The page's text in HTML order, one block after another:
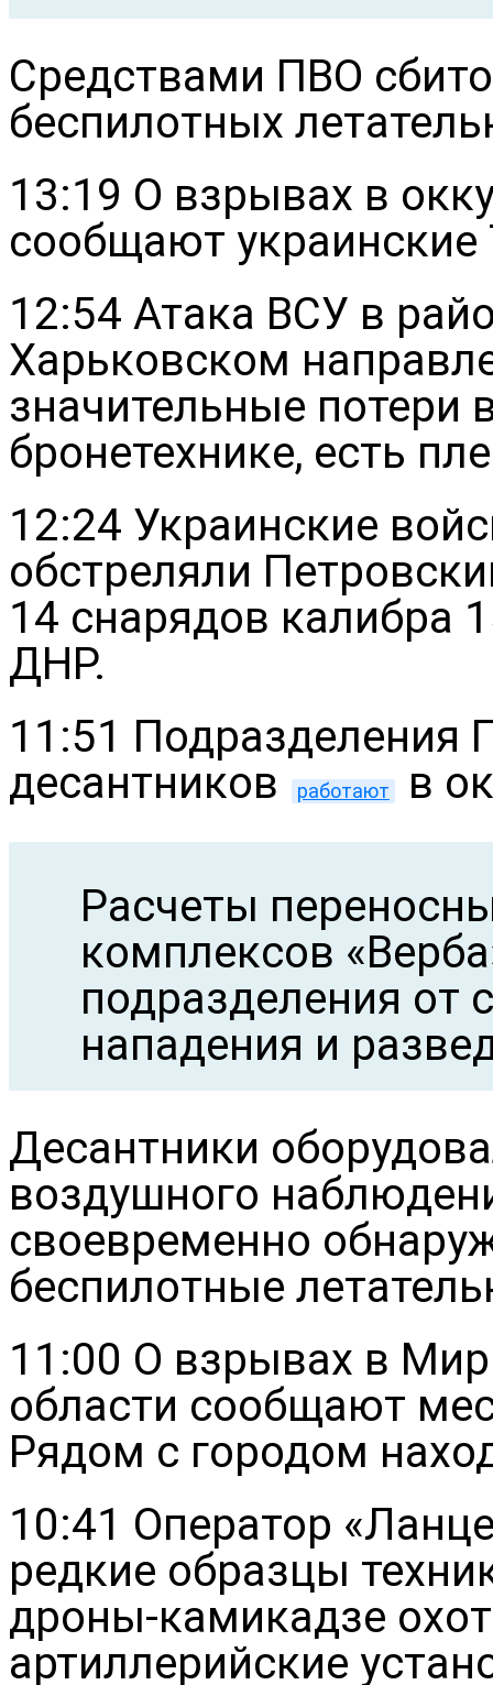
Средствами ПВО
беспилотных
13:19 О взрывах в
сообщают
12:54 Атака ВСУ в
Харьковском
значительные потери
бронетехнике, есть
12:24 Украинские
обстреляли
14 снарядов
ДНР.
11:51 Подразделения
десантников
работают в
Расчеты
комплексов
подразделения от
нападения и
Десантники
воздушного
своевременно
беспилотные
11:00 О взрывах в
области сообщают
Рядом с городом
10:41 Оператор
редкие образцы
дроны-камикадзе
артиллерийские